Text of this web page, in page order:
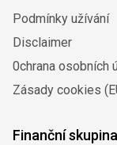
Podmínky užívání
Disclaimer
0chrana osobních
Zásady cookies
Finanční